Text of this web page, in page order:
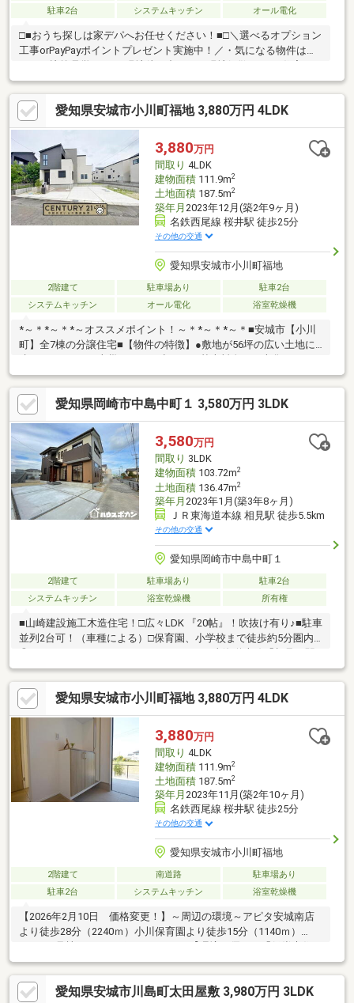
駐車2台
システムキッチン オール電化
□■おうち探しは家デパへお任せください！■□＼選べるオプション
工事orPayPayポイントプレゼント実施中！／・気になる物件はま
ーンや資金計画のご相談もお任せください！お家探しは実際に見
比べるのが一番！写真だけでは分からない陽当たりや周辺環境も
ぜひ現地でご確認ください。■おすすめポイント ・LDK隣接した
腰かけも可能な小上がり畳コーナー ・ご家族でゆっくりと過ご
せる広々LDK20帖 ・お洗濯や布団もたっぷり干せるバルコニー2
ヶ所お気軽にお問い合わせください♪
愛知県安城市小川町福地 3,880万円 4LDK
3,880万円
間取り 4LDK
建物面積111.9m2
土地面積187.5m2
築年月 2023年12月(築2年9ヶ月)
名鉄西尾線 桜井駅 徒歩25分
その他の交通
愛知県安城市小川町福地
2階建て 駐車場あり
駐車2台
システムキッチン
オール電化 浴室乾燥機
*～＊*～＊*～オススメポイント！～＊*～＊*～＊■安城市【小川
町】全7棟の分譲住宅■【物件の特徴】●敷地が56坪の広い土地に
建っています。●火災のリスク少なく、基本料金が一本化できる
オール電化住宅。●家族がゆったり過ごせる18帖の広々LDK。●1
階の独立した和室は、来客用または将来ご両親との同居の際に重
宝します。【周辺環境】■国道23号線へのアクセスが良くお車で
の移動が大変便利です。■西尾市・岡崎市への移動も便利な立地
です。お気軽にお問合せ下さい！
愛知県岡崎市中島中町１ 3,580万円 3LDK
3,580万円
間取り 3LDK
建物面積103.72m2
土地面積136.47m2
築年月 2023年1月(築3年8ヶ月)
ＪＲ東海道本線 相見駅 徒歩5.5km
その他の交通
愛知県岡崎市中島中町１
2階建て 駐車場あり
駐車2台
システムキッチン
浴室乾燥機 所有権
■山崎建設施工木造住宅！□広々LDK 『20帖』！吹抜け有り♪■駐車
並列2台可！（車種による）□保育園、小学校まで徒歩約5分圏内
車約9分 □六ツ美南部小学校…徒歩約4分 ■六ツ美中学校…徒歩約35
分□六ツ美南保育園…徒歩約3分■ゲンキー中島上町店…徒歩約6分
物件の詳細はもちろん、住宅ローンなどのご相談も承ります！ま
ずはお気軽にお問い合わせください♪
愛知県安城市小川町福地 3,880万円 4LDK
3,880万円
間取り 4LDK
建物面積111.9m2
土地面積187.5m2
築年月 2023年11月(築2年10ヶ月)
名鉄西尾線 桜井駅 徒歩25分
その他の交通
愛知県安城市小川町福地
2階建て 南道路
駐車場あり
駐車2台
システムキッチン 浴室乾燥機
【2026年2月10日 価格変更！】～周辺の環境～アピタ安城南店
より徒歩28分（2240ｍ）小川保育園より徒歩15分（1140ｍ）
宅」×オール電化住宅】①敷地面積187.50㎡（56.71坪）②全居
室6帖以上③開放的なLDK18帖④子育てに優しい対面型キッチン
⑤リビングには小上がりヌック⑥発砲ウレタンフォーム断熱材
愛知県安城市川島町太田屋敷 3,980万円 3LDK